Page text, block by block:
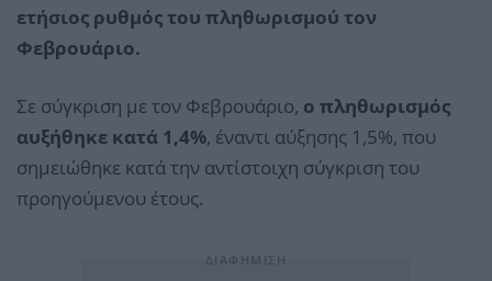
ετήσιος ρυθμός του πληθωρισμού τον
Φεβρουάριο.
Σε σύγκριση με τον Φεβρουάριο, ο πληθωρισμός
αυξήθηκε κατά 1,4%, έναντι αύξησης 1,5%, που
σημειώθηκε κατά την αντίστοιχη σύγκριση του
προηγούμενου έτους.